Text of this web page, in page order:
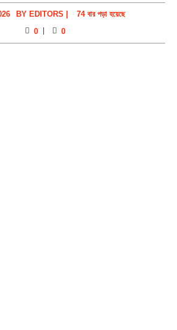
BY EDITORS
74 বার পড়া হয়েছে
0
0